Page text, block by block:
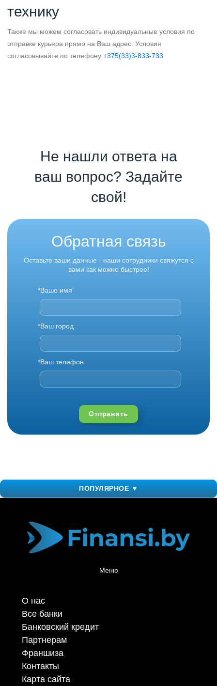
технику
Также мы можем согласовать индивидуальные условия по
отправке курьера прямо на Ваш адрес. Условия
согласовывайте по телефону +375(33)3-833-733
Не нашли ответа на
ваш вопрос? Задайте
свой!
Обратная связь
Оставьте ваши данные - наши сотрудники свяжутся с
вами как можно быстрее!
*Ваше имя
*Ваш город
*Ваш телефон
Отправить
ПОПУЛЯРНОЕ ▼
Меню
О нас
Все банки
Банковский кредит
Партнерам
Франшиза
Контакты
Карта сайта